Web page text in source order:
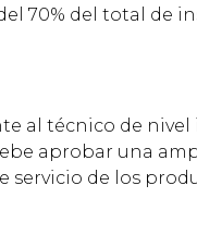
70% del total de
al técnico de
aprobar una
servicio de los